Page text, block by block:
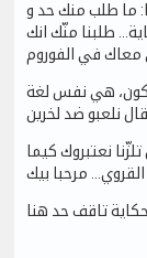
ما طلب منك حد و
طلبنا منّك انك
معاك في الفوروم
شكون، هي نفس لغة
نلعبو ضد لخرين
نعتبروك كيما
القروي... مرحبا بيك
تاقف حد هنا